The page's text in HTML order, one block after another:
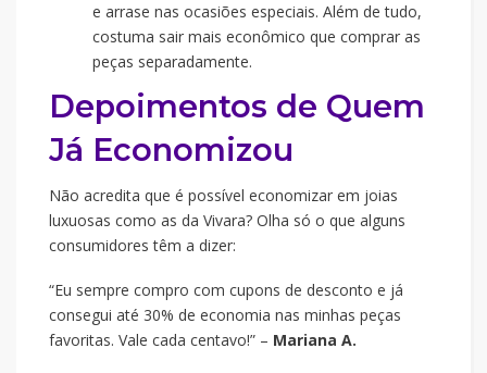
e arrase nas ocasiões especiais. Além de tudo,
costuma sair mais econômico que comprar as
peças separadamente.
Depoimentos de Quem
Já Economizou
Não acredita que é possível economizar em joias
luxuosas como as da Vivara? Olha só o que alguns
consumidores têm a dizer:
“Eu sempre compro com cupons de desconto e já
consegui até 30% de economia nas minhas peças
favoritas. Vale cada centavo!” – Mariana A.